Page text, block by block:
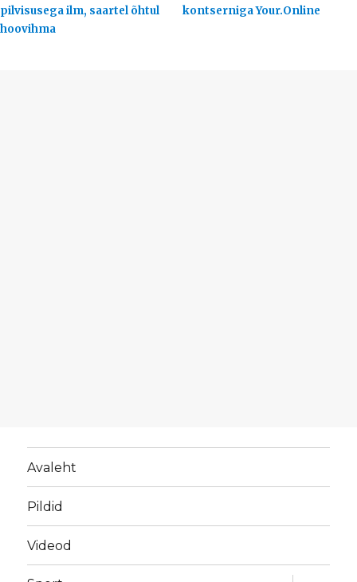
pilvisusega ilm, saartel õhtul
hoovihma
kontserniga Your.Online
Avaleht
Pildid
Videod